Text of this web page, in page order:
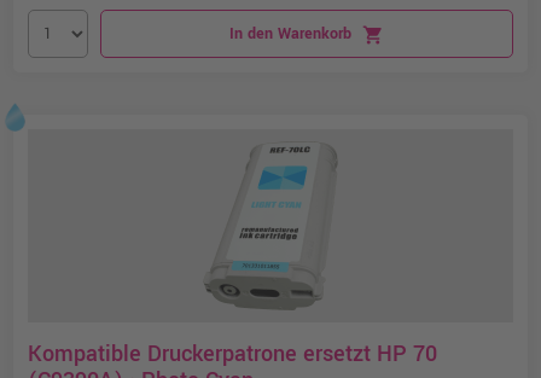
In den Warenkorb shopping_cart
Kompatible Druckerpatrone ersetzt HP 70